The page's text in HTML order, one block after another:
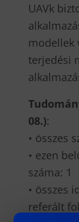
UAVk
modellek
terjedési
08.):
• összes
• ezen
száma: 1
• összes
referált